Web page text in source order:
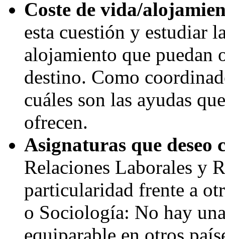
Coste de vida/
esta cuestión y estudiar
alojamiento que puedan
destino. Como
cuáles son las ayudas
ofrecen.
Asignaturas que deseo
Relaciones Laborales y
particularidad frente a
o Sociología: No hay